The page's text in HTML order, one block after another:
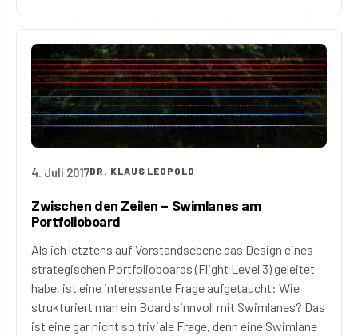
4. Juli 2017DR. KLAUS LEOPOLD
Zwischen den Zeilen – Swimlanes am
Portfolioboard
Als ich letztens auf Vorstandsebene das Design eines
strategischen Portfolioboards (Flight Level 3) geleitet
habe, ist eine interessante Frage aufgetaucht: Wie
strukturiert man ein Board sinnvoll mit Swimlanes? Das
ist eine gar nicht so triviale Frage, denn eine Swimlane